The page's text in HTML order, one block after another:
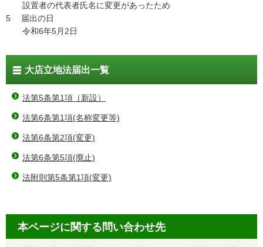
設置者の代表者氏名に変更があったため
5 届出の日
令和6年5月2日
大店立地法届出一覧
法第5条第1項（新設）
法第6条第1項(名称変更等)
法第6条第2項(変更)
法第6条第5項(廃止)
法附則第5条第1項(変更)
本ページに関する問い合わせ先